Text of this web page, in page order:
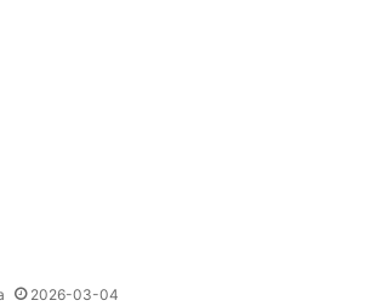
2026-03-04